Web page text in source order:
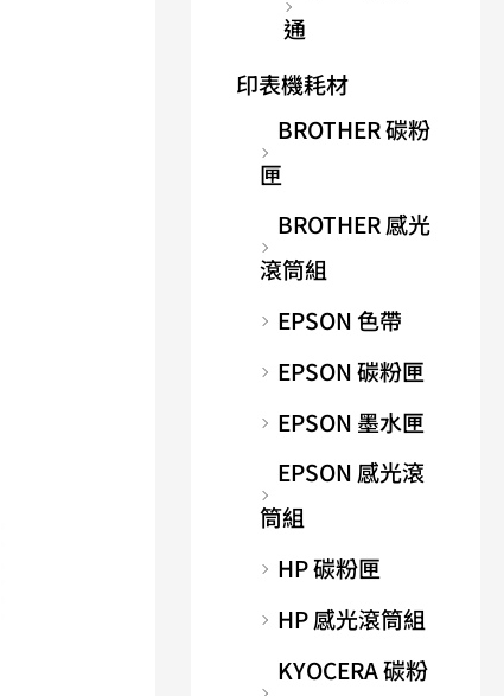
通
印表機耗材
BROTHER 碳粉
匣
BROTHER 感光
滾筒組
EPSON 色帶
EPSON 碳粉匣
EPSON 墨水匣
EPSON 感光滾
筒組
HP 碳粉匣
HP 感光滾筒組
KYOCERA 碳粉